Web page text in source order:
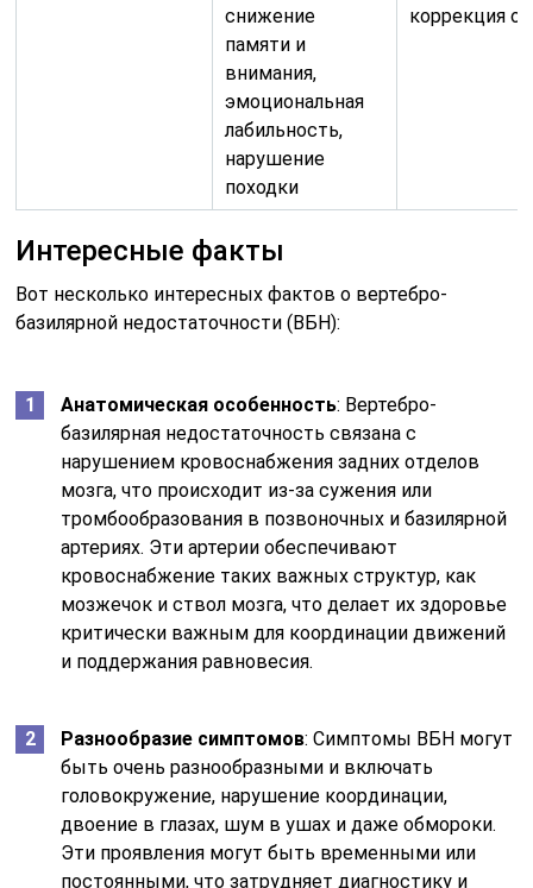
снижение
памяти и
внимания,
эмоциональная
лабильность,
нарушение
походки
коррекция
Интересные факты
Вот несколько интересных фактов о вертебро-
базилярной недостаточности (ВБН):
Анатомическая особенность: Вертебро-
базилярная недостаточность связана с
нарушением кровоснабжения задних отделов
мозга, что происходит из-за сужения или
тромбообразования в позвоночных и базилярной
артериях. Эти артерии обеспечивают
кровоснабжение таких важных структур, как
мозжечок и ствол мозга, что делает их здоровье
критически важным для координации движений
и поддержания равновесия.
Разнообразие симптомов: Симптомы ВБН могут
быть очень разнообразными и включать
головокружение, нарушение координации,
двоение в глазах, шум в ушах и даже обмороки.
Эти проявления могут быть временными или
постоянными, что затрудняет диагностику и